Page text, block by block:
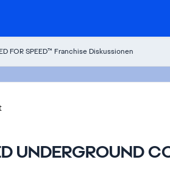
FOR SPEED™ Franchise Diskussionen
UNDERGROUND